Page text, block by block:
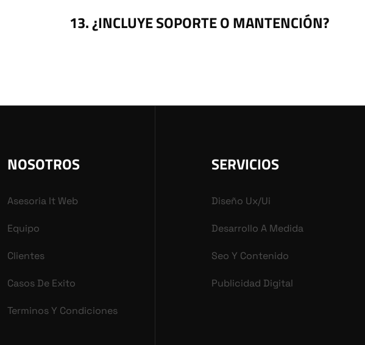
¿INCLUYE SOPORTE O MANTENCIÓN?
NOSOTROS
Asesoria It Web
Equipo
Clientes
Casos De Exito
Terminos Y Condiciones
SERVICIOS
Diseño Ux/ui
Desarrollo A Medida
Seo Y Contenido
Publicidad Digital